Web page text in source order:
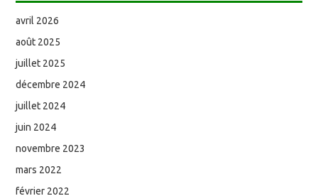
avril 2026
août 2025
juillet 2025
décembre 2024
juillet 2024
juin 2024
novembre 2023
mars 2022
février 2022